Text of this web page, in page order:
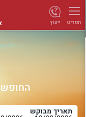
תפריט ייעוץ
תאריך מבוקש